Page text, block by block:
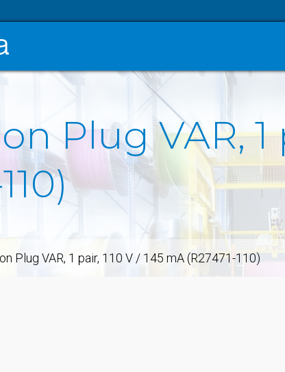
Plug VAR, 1
Plug VAR, 1 pair, 110 V / 145 mA (R27471-110)